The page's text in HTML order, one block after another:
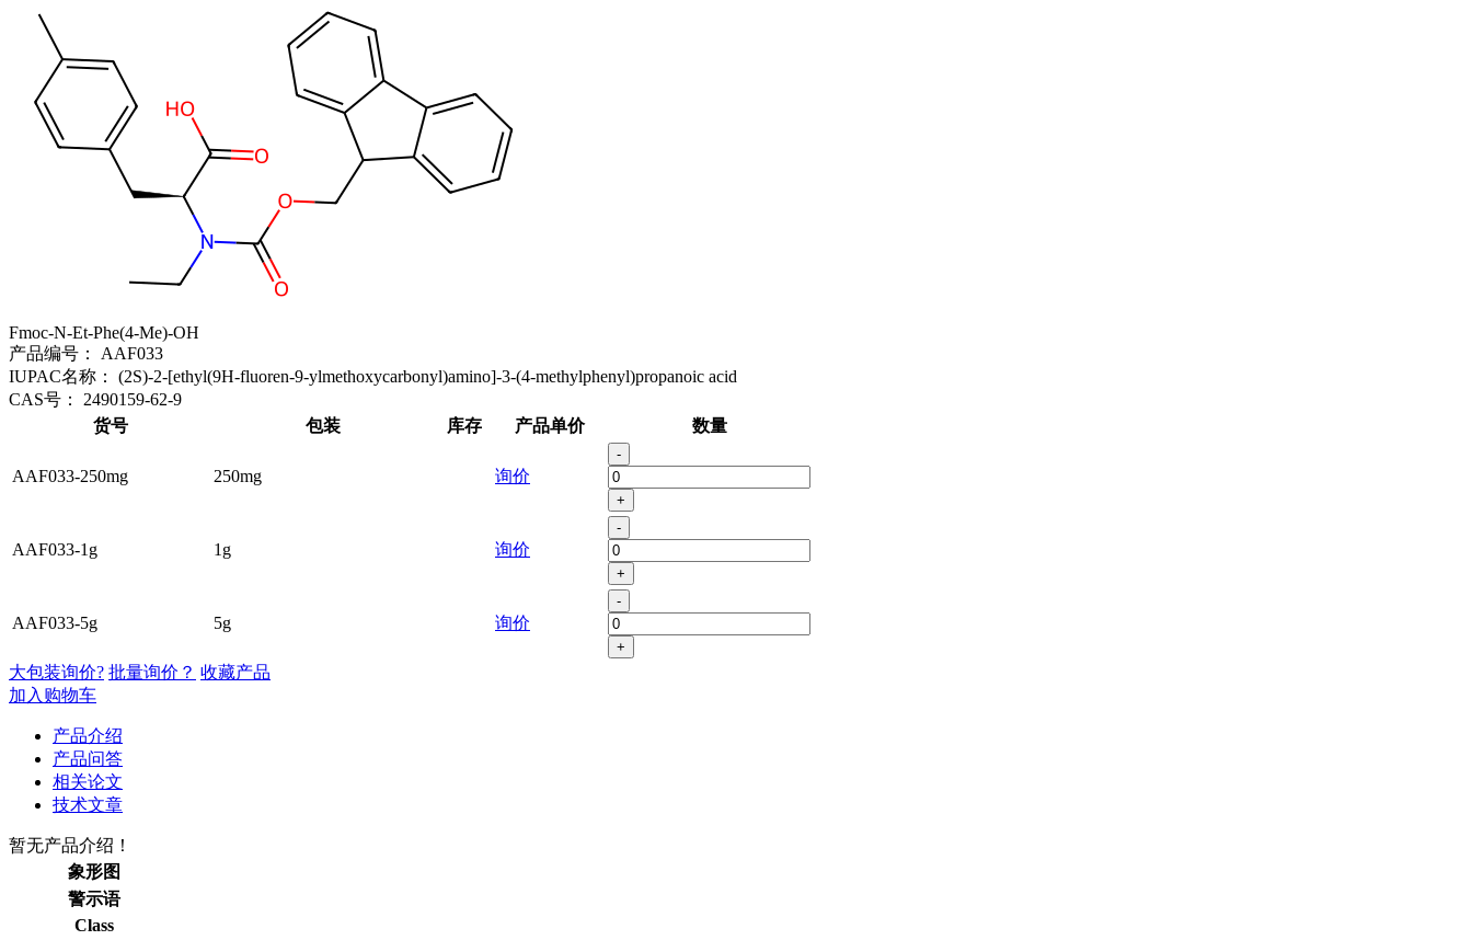
Fmoc-N-Et-Phe(4-Me)-OH
产品编号：
AAF033
IUPAC名称： (2S)-2-[ethyl(9H-fluoren-9-ylmethoxycarbonyl)amino]-3-(4-methylphenyl)propanoic acid
CAS号：
2490159-62-9
货号
包装 库存 产品单价 数量
AAF033-250mg 250mg 询价
-
+
AAF033-1g 1g 询价
-
+
AAF033-5g 5g 询价
-
+
大包装询价? 批量询价？ 收藏产品
加入购物车
产品介绍
产品问答
相关论文
技术文章
暂无产品介绍！
象形图
警示语
Class